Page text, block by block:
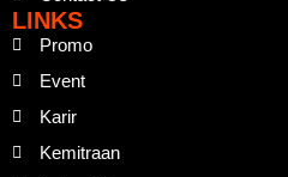
LINKS
Promo
Event
Karir
Kemitraan